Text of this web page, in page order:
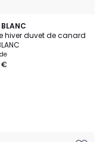
hiver duvet de canard
€